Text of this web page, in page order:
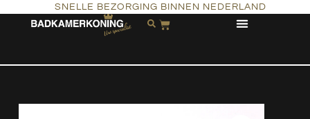
SNELLE BEZORGING BINNEN NEDERLAND